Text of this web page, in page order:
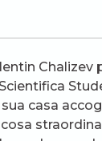
Chalizev
casa